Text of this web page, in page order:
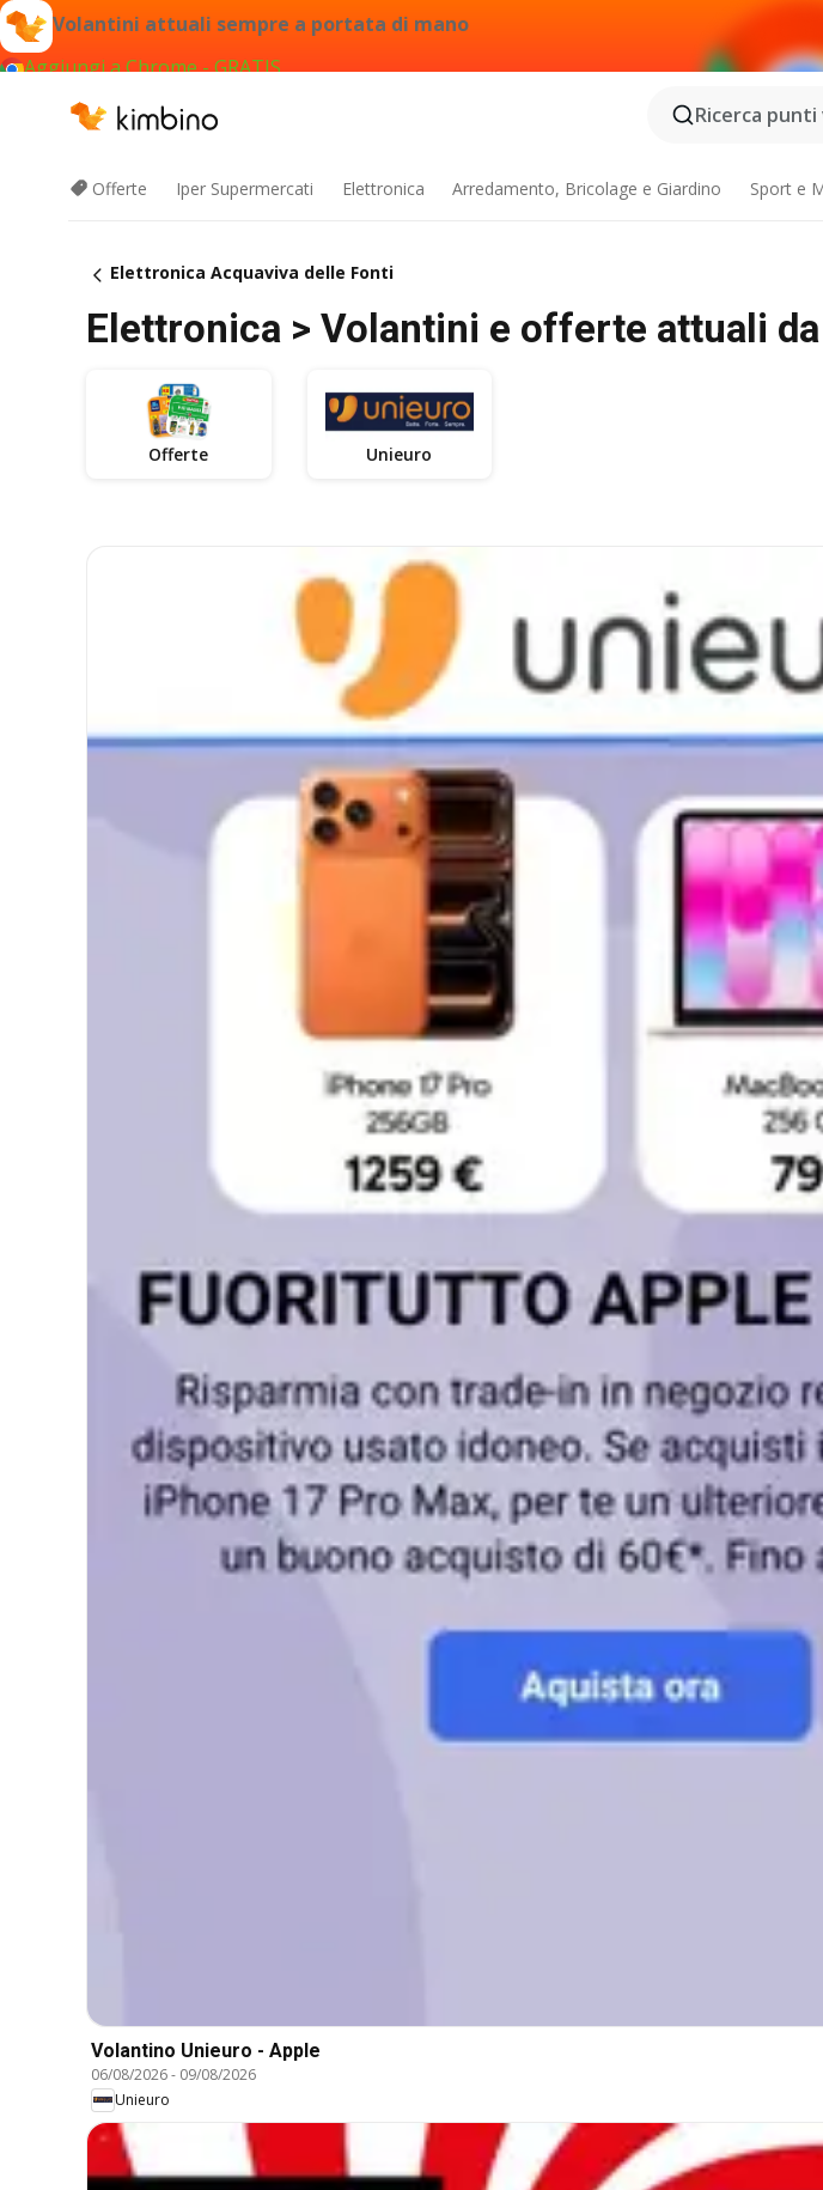
Volantini attuali sempre a portata di mano
Aggiungi a Chrome - GRATIS
Ricerca
Offerte Iper Supermercati Elettronica Arredamento, Bricolage e Giardino Sport e
Elettronica Acquaviva delle Fonti
Elettronica > Volantini e offerte attuali
Offerte Unieuro
Volantino Unieuro - Apple
06/08/2026- 09/08/2026
Unieuro